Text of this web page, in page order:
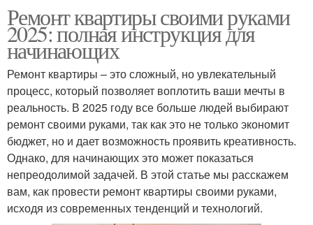
Ремонт квартиры своими руками
2025: полная инструкция для
начинающих
Ремонт квартиры – это сложный, но увлекательный
процесс, который позволяет воплотить ваши мечты в
реальность. В 2025 году все больше людей выбирают
ремонт своими руками, так как это не только экономит
бюджет, но и дает возможность проявить креативность.
Однако, для начинающих это может показаться
непреодолимой задачей. В этой статье мы расскажем
вам, как провести ремонт квартиры своими руками,
исходя из современных тенденций и технологий.